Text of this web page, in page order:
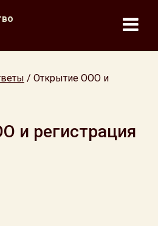
/ Открытие ООО и
и регистрация